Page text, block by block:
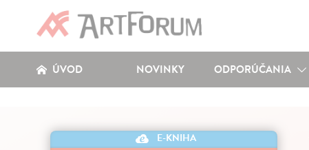
ÚVOD NOVINKY ODPORÚČANIA
E-KNIHA